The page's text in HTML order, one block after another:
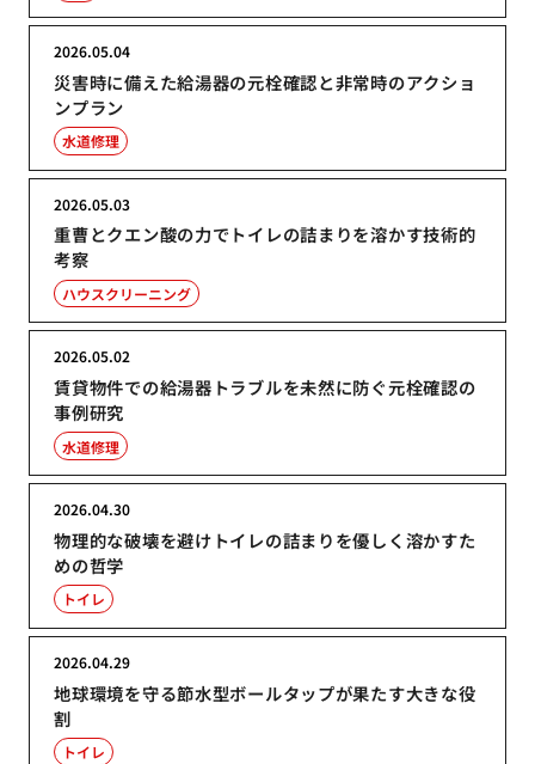
災害時に備えた給湯器の元栓確認と非常時のアクショ
ンプラン
2026.05.04
水道修理
重曹とクエン酸の力でトイレの詰まりを溶かす技術的
考察
2026.05.03
ハウスクリーニング
賃貸物件での給湯器トラブルを未然に防ぐ元栓確認の
事例研究
2026.05.02
水道修理
物理的な破壊を避けトイレの詰まりを優しく溶かすた
めの哲学
2026.04.30
トイレ
地球環境を守る節水型ボールタップが果たす大きな役
割
2026.04.29
トイレ